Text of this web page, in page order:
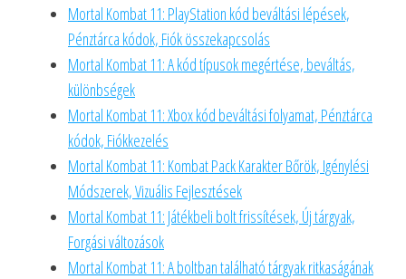
Mortal Kombat 11: PlayStation kód beváltási lépések,
Pénztárca kódok, Fiók összekapcsolás
Mortal Kombat 11: A kód típusok megértése, beváltás,
különbségek
Mortal Kombat 11: Xbox kód beváltási folyamat, Pénztárca
kódok, Fiókkezelés
Mortal Kombat 11: Kombat Pack Karakter Bőrök, Igénylési
Módszerek, Vizuális Fejlesztések
Mortal Kombat 11: Játékbeli bolt frissítések, Új tárgyak,
Forgási változások
Mortal Kombat 11: A boltban található tárgyak ritkaságának